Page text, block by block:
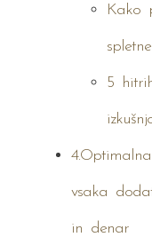
Kako
5
vsaka
in denar